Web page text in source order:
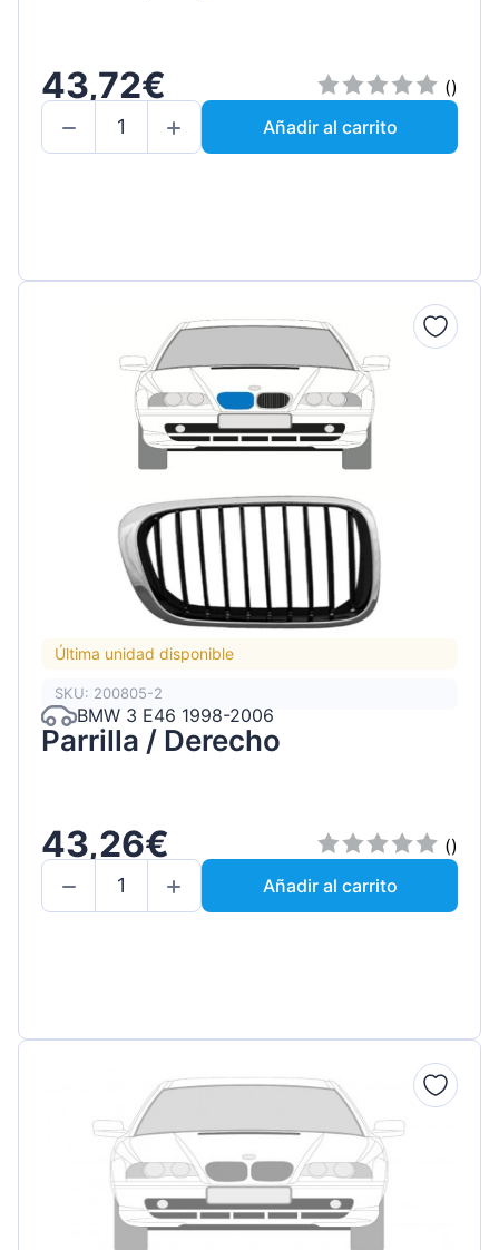
43,72€
()
Añadir al carrito
Última unidad disponible
SKU: 200805-2
BMW 3 E46 1998-2006
Parrilla / Derecho
43,26€
()
Añadir al carrito